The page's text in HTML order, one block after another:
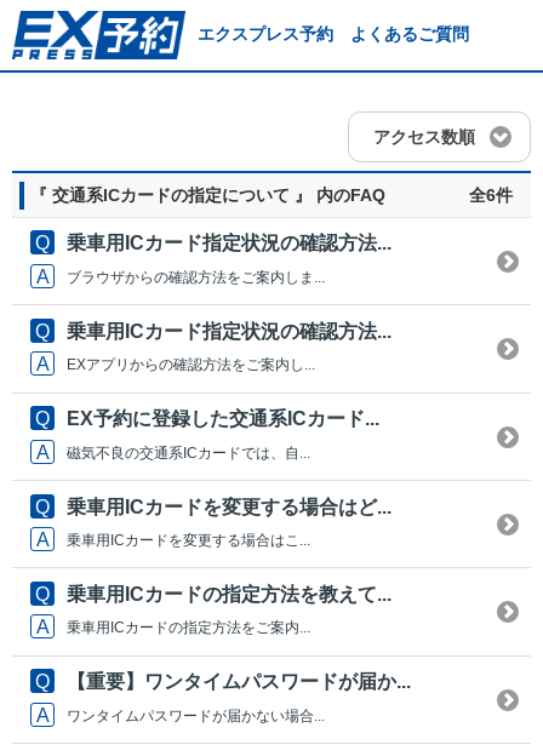
エクスプレス予約 よくあるご質問
アクセス数順
『 交通系ICカードの指定について 』 内のFAQ 全6件
乗車用ICカード指定状況の確認方法...
ブラウザからの確認方法をご案内しま...
乗車用ICカード指定状況の確認方法...
EXアプリからの確認方法をご案内し...
EX予約に登録した交通系ICカード...
磁気不良の交通系ICカードでは、自...
乗車用ICカードを変更する場合はど...
乗車用ICカードを変更する場合はこ...
乗車用ICカードの指定方法を教えて...
乗車用ICカードの指定方法をご案内...
【重要】ワンタイムパスワードが届か...
ワンタイムパスワードが届かない場合...